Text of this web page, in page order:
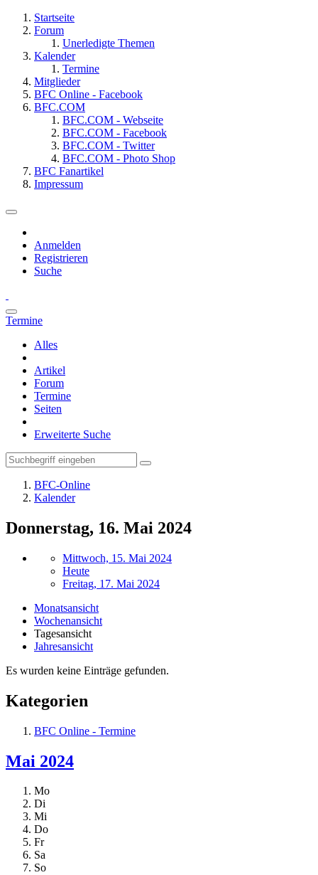
Startseite
Forum
Unerledigte Themen
Kalender
Termine
Mitglieder
BFC Online - Facebook
BFC.COM
BFC.COM - Webseite
BFC.COM - Facebook
BFC.COM - Twitter
BFC.COM - Photo Shop
BFC Fanartikel
Impressum
Anmelden
Registrieren
Suche
Termine
Alles
Artikel
Forum
Termine
Seiten
Erweiterte Suche
BFC-Online
Kalender
Donnerstag, 16. Mai 2024
Mittwoch, 15. Mai 2024
Heute
Freitag, 17. Mai 2024
Monatsansicht
Wochenansicht
Tagesansicht
Jahresansicht
Es wurden keine Einträge gefunden.
Kategorien
BFC Online - Termine
Mai 2024
Mo
Di
Mi
Do
Fr
Sa
So